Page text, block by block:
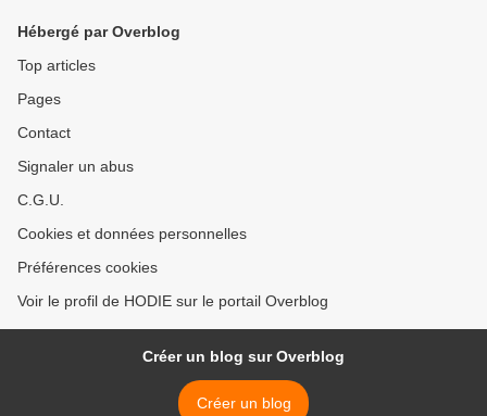
Hébergé par Overblog
Top articles
Pages
Contact
Signaler un abus
C.G.U.
Cookies et données personnelles
Préférences cookies
Voir le profil de HODIE sur le portail Overblog
Créer un blog sur Overblog
Créer un blog